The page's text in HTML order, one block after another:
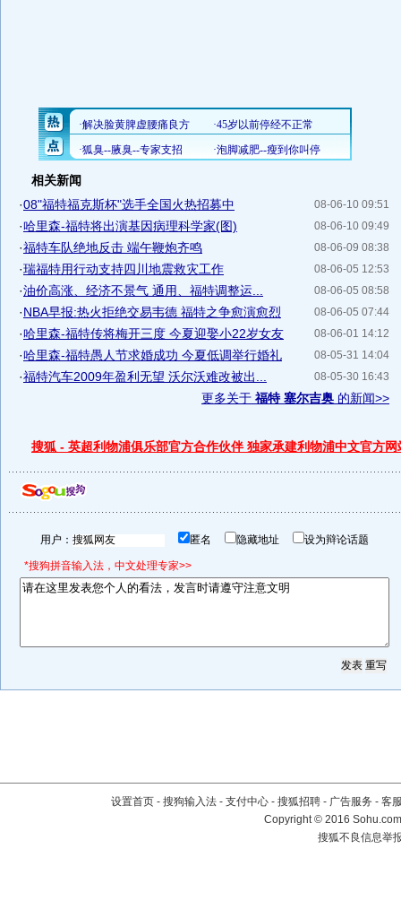
相关新闻
08-06-10 09:51
·08"福特福克斯杯"选手全国火热招募中
08-06-10 09:49
·哈里森-福特将出演基因病理科学家(图)
08-06-09 08:38
·福特车队绝地反击 端午鞭炮齐鸣
08-06-05 12:53
·瑞福特用行动支持四川地震救灾工作
08-06-05 08:58
·油价高涨、经济不景气 通用、福特调整运...
08-06-05 07:44
·NBA早报:热火拒绝交易韦德 福特之争愈演愈烈
08-06-01 14:12
·哈里森-福特传将梅开三度 今夏迎娶小22岁女友
08-05-31 14:04
·哈里森-福特愚人节求婚成功 今夏低调举行婚礼
08-05-30 16:43
·福特汽车2009年盈利无望 沃尔沃难改被出...
更多关于 福特 塞尔吉奥 的新闻>>
搜狐 - 英超利物浦俱乐部官方合作伙伴 独家承建利物浦中文官方网
用户： 匿名 隐藏地址 设为辩论话题
*搜狗拼音输入法，中文处理专家>>
设置首页 - 搜狗输入法 - 支付中心 - 搜狐招聘 - 广告服务 - 客
Copyright©2016
搜狐不良信息举